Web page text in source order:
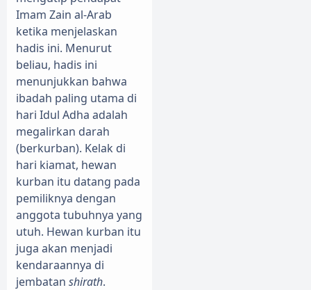
Imam Zain al-Arab
ketika menjelaskan
hadis ini. Menurut
beliau, hadis ini
menunjukkan bahwa
ibadah paling utama di
hari Idul Adha adalah
megalirkan darah
(berkurban). Kelak di
hari kiamat, hewan
kurban itu datang pada
pemiliknya dengan
anggota tubuhnya yang
utuh. Hewan kurban itu
juga akan menjadi
kendaraannya di
jembatan shirath.